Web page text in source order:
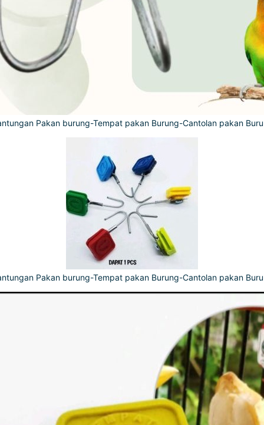
Pakan burung-Tempat pakan Burung-Cantolan pakan
Pakan burung-Tempat pakan Burung-Cantolan pakan